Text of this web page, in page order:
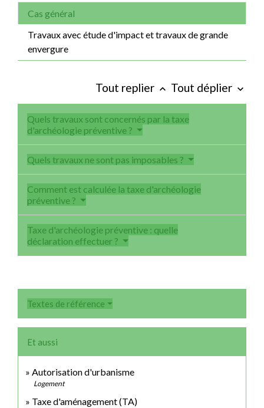
Cas général
Travaux avec étude d'impact et travaux de grande
envergure
Tout replier keyboard_arrow_up Tout déplier keyboard_arrow_down
Quels travaux sont concernés par la taxe
d'archéologie préventive ?
Quels travaux ne sont pas imposables ?
Comment est calculée la taxe d'archéologie
préventive ?
Taxe d'archéologie préventive : quelle
déclaration effectuer ?
Textes de référence
Et aussi
Autorisation d'urbanisme
Logement
Taxe d'aménagement (TA)